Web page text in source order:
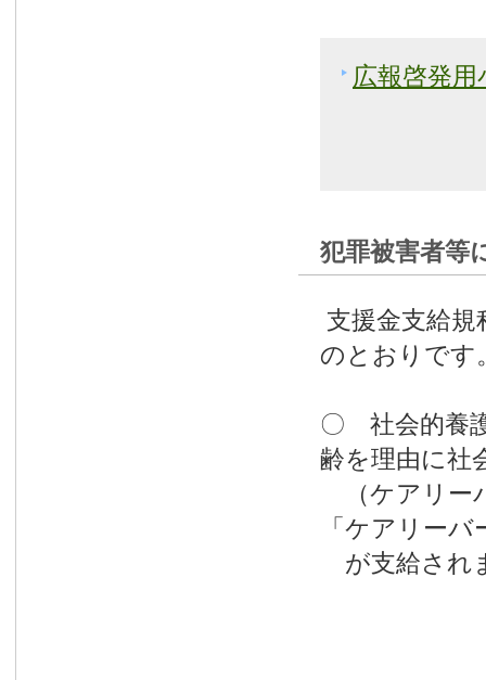
広報啓発用
犯罪被害者等
支援金支給
のとおりです
〇 社会的養
齢を理由に社
（ケアリー
「ケアリー
が支給され